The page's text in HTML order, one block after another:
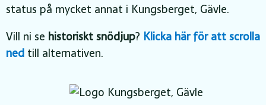
status på mycket annat i Kungsberget, Gävle.
Vill ni se historiskt snödjup? Klicka här för att scrolla
ned till alternativen.